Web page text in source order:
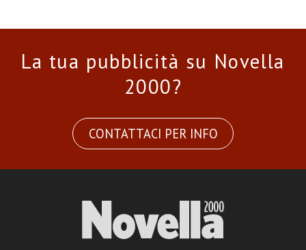
La tua pubblicità su Novella
2000?
CONTATTACI PER INFO